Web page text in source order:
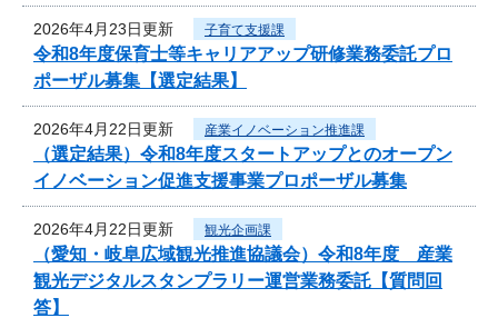
2026年4月23日更新 子育て支援課
令和8年度保育士等キャリアアップ研修業務委託プロ
ポーザル募集【選定結果】
2026年4月22日更新 産業イノベーション推進課
（選定結果）令和8年度スタートアップとのオープン
イノベーション促進支援事業プロポーザル募集
2026年4月22日更新 観光企画課
（愛知・岐阜広域観光推進協議会）令和8年度 産業
観光デジタルスタンプラリー運営業務委託【質問回
答】